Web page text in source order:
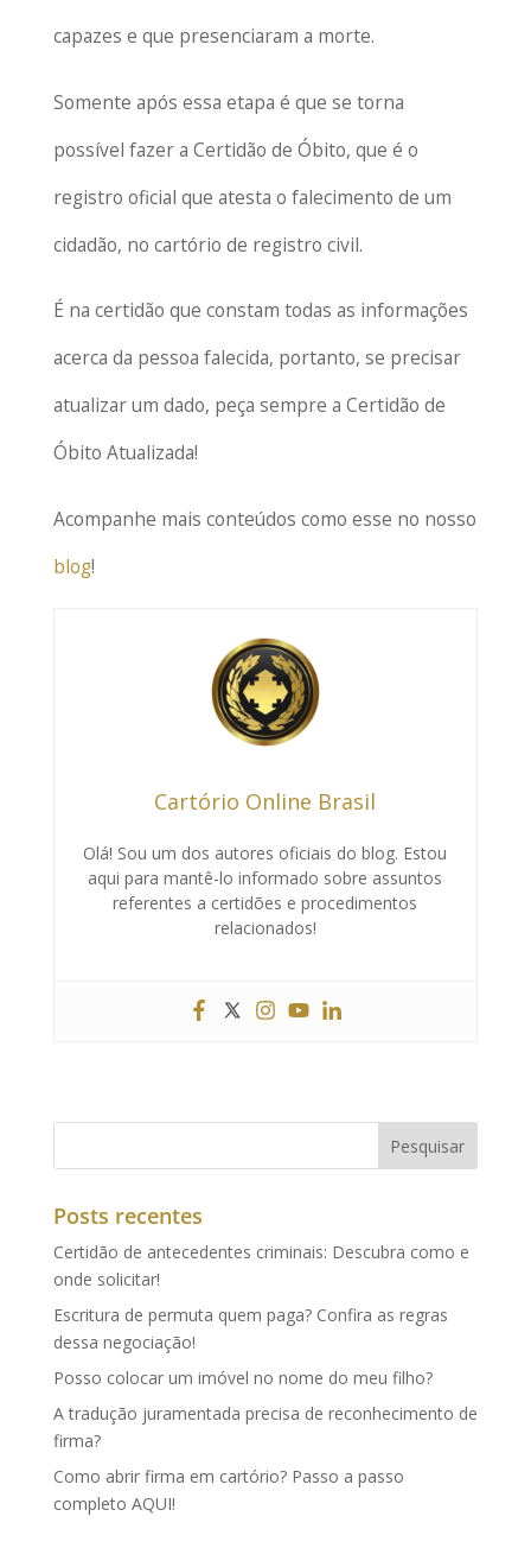
capazes e que presenciaram a morte.
Somente após essa etapa é que se torna
possível fazer a Certidão de Óbito, que é o
registro oficial que atesta o falecimento de um
cidadão, no cartório de registro civil.
É na certidão que constam todas as informações
acerca da pessoa falecida, portanto, se precisar
atualizar um dado, peça sempre a Certidão de
Óbito Atualizada!
Acompanhe mais conteúdos como esse no nosso
blog!
Cartório Online Brasil
Olá! Sou um dos autores oficiais do blog. Estou
aqui para mantê-lo informado sobre assuntos
referentes a certidões e procedimentos
relacionados!
Posts recentes
Certidão de antecedentes criminais: Descubra como e
onde solicitar!
Escritura de permuta quem paga? Confira as regras
dessa negociação!
Posso colocar um imóvel no nome do meu filho?
A tradução juramentada precisa de reconhecimento de
firma?
Como abrir firma em cartório? Passo a passo
completo AQUI!